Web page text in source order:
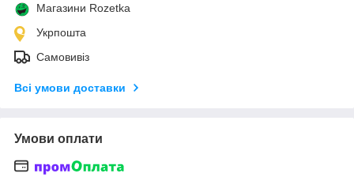
Магазини Rozetka
Укрпошта
Самовивіз
Всі умови доставки
Умови оплати